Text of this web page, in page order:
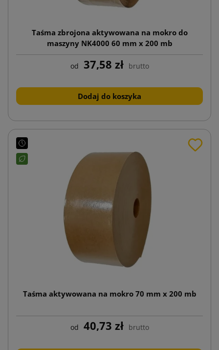
Taśma zbrojona aktywowana na mokro do
maszyny NK4000 60 mm x 200 mb
od 37,58 zł brutto
Dodaj do koszyka
Taśma aktywowana na mokro 70 mm x 200 mb
od 40,73 zł brutto